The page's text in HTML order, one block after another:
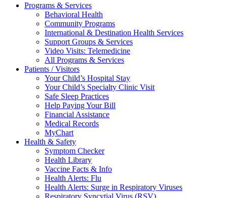
Programs & Services
Behavioral Health
Community Programs
International & Destination Health Services
Support Groups & Services
Video Visits: Telemedicine
All Programs & Services
Patients / Visitors
Your Child’s Hospital Stay
Your Child’s Specialty Clinic Visit
Safe Sleep Practices
Help Paying Your Bill
Financial Assistance
Medical Records
MyChart
Health & Safety
Symptom Checker
Health Library
Vaccine Facts & Info
Health Alerts: Flu
Health Alerts: Surge in Respiratory Viruses
Respiratory Syncytial Virus (RSV)